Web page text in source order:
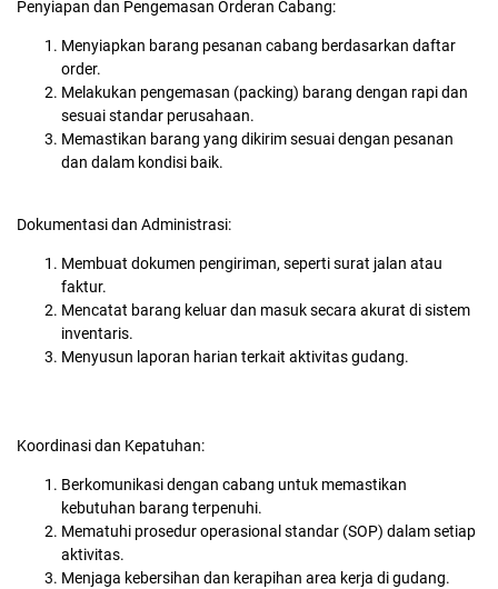
Penyiapan dan Pengemasan Orderan Cabang:
Menyiapkan barang pesanan cabang berdasarkan daftar
order.
Melakukan pengemasan (packing) barang dengan rapi dan
sesuai standar perusahaan.
Memastikan barang yang dikirim sesuai dengan pesanan
dan dalam kondisi baik.
Dokumentasi dan Administrasi:
Membuat dokumen pengiriman, seperti surat jalan atau
faktur.
Mencatat barang keluar dan masuk secara akurat di sistem
inventaris.
Menyusun laporan harian terkait aktivitas gudang.
Koordinasi dan Kepatuhan:
Berkomunikasi dengan cabang untuk memastikan
kebutuhan barang terpenuhi.
Mematuhi prosedur operasional standar (SOP) dalam setiap
aktivitas.
Menjaga kebersihan dan kerapihan area kerja di gudang.